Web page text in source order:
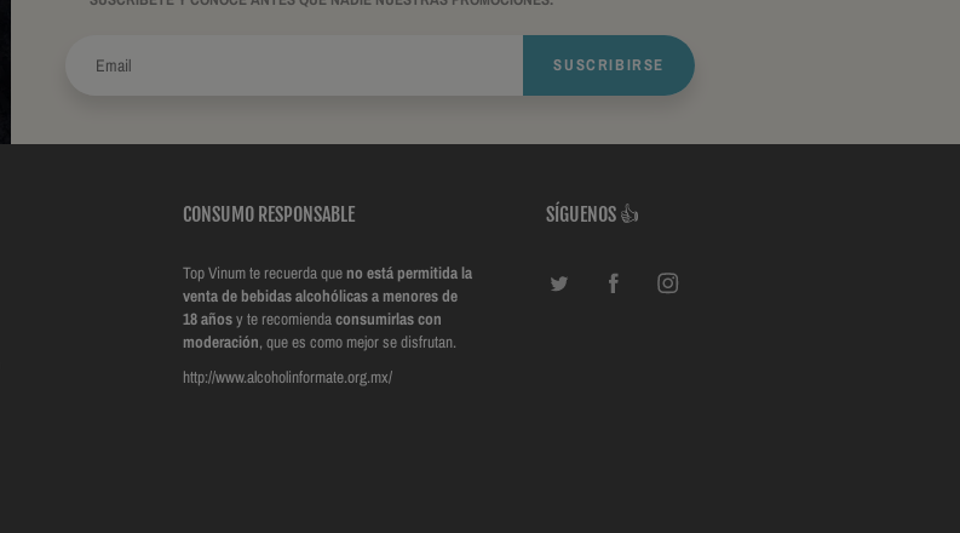
SUSCRIBIRSE
CONSUMO RESPONSABLE
Top Vinum te recuerda que no está permitida la
venta de bebidas alcohólicas a menores de
18 añosy te recomiendaconsumirlas con
moderación, que es como mejor se disfrutan.
http://www.alcoholinformate.org.mx/
SÍGUENOS 👍